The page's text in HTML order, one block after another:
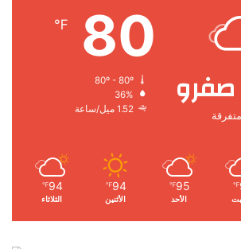
صفرو
80
℉
36%
1.52 ميل/ساعة
℉
95
℉
الأحد
94
℉
الأثنين
94
℉
الثلاثاء